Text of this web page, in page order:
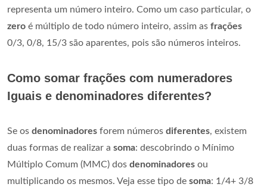
representa um número inteiro. Como um caso particular, o
zero é múltiplo de todo número inteiro, assim as frações
0/3, 0/8, 15/3 são aparentes, pois são números inteiros.
Como somar frações com numeradores
Iguais e denominadores diferentes?
Se os denominadores forem números diferentes, existem
duas formas de realizar a soma: descobrindo o Mínimo
Múltiplo Comum (MMC) dos denominadores ou
multiplicando os mesmos. Veja esse tipo de soma: 1/4+ 3/8